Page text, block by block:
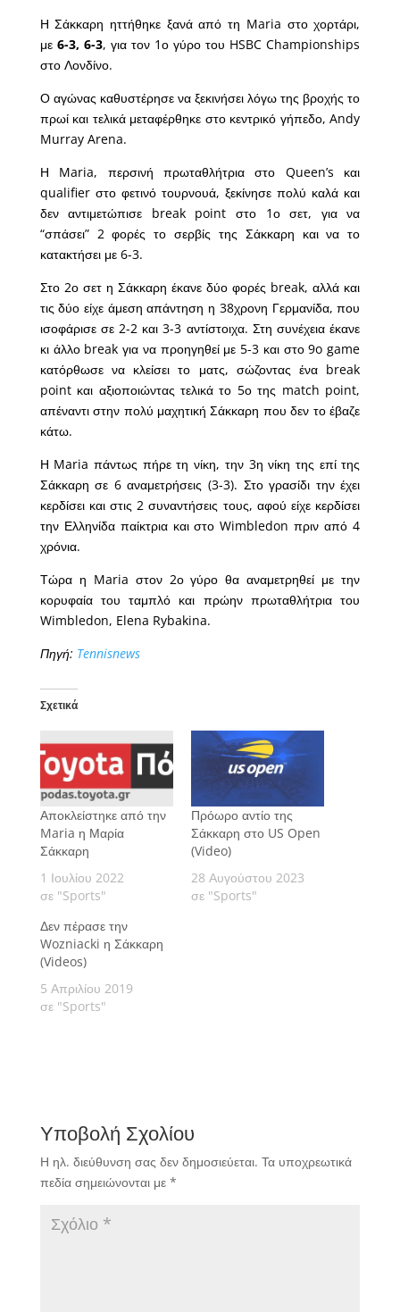
Η Σάκκαρη ηττήθηκε ξανά από τη Maria στο χορτάρι,
με6-3, 6-3, για τον 1ο γύρο του HSBC Championships
στο Λονδίνο.
Ο αγώνας καθυστέρησε να ξεκινήσει λόγω της βροχής το
πρωί και τελικά μεταφέρθηκε στο κεντρικό γήπεδο, Andy
Murray Arena.
Η Maria, περσινή πρωταθλήτρια στο Queen’s και
qualifier στο φετινό τουρνουά, ξεκίνησε πολύ καλά και
δεν αντιμετώπισε break point στο 1ο σετ, για να
“σπάσει” 2 φορές το σερβίς της Σάκκαρη και να το
κατακτήσει με 6-3.
Στο 2ο σετ η Σάκκαρη έκανε δύο φορές break, αλλά και
τις δύο είχε άμεση απάντηση η 38χρονη Γερμανίδα, που
ισοφάρισε σε 2-2 και 3-3 αντίστοιχα. Στη συνέχεια έκανε
κι άλλο break για να προηγηθεί με 5-3 και στο 9o game
κατόρθωσε να κλείσει το ματς, σώζοντας ένα break
point και αξιοποιώντας τελικά το 5ο της match point,
απέναντι στην πολύ μαχητική Σάκκαρη που δεν το έβαζε
κάτω.
Η Maria πάντως πήρε τη νίκη, την 3η νίκη της επί της
Σάκκαρη σε 6 αναμετρήσεις (3-3). Στο γρασίδι την έχει
κερδίσει και στις 2 συναντήσεις τους, αφού είχε κερδίσει
την Ελληνίδα παίκτρια και στο Wimbledon πριν από 4
χρόνια.
Τώρα η Maria στον 2ο γύρο θα αναμετρηθεί με την
κορυφαία του ταμπλό και πρώην πρωταθλήτρια του
Wimbledon, Elena Rybakina.
Πηγή: Tennisnews
Σχετικά
Αποκλείστηκε από την
Maria η Μαρία
Σάκκαρη
1 Ιουλίου 2022
σε "Sports"
Πρόωρο αντίο της
Σάκκαρη στο US Open
(Video)
28 Αυγούστου 2023
σε "Sports"
Δεν πέρασε την
Wozniacki η Σάκκαρη
(Videos)
5 Απριλίου 2019
σε "Sports"
Υποβολή Σχολίου
Η ηλ. διεύθυνση σας δεν δημοσιεύεται. Τα υποχρεωτικά
πεδία σημειώνονται με *